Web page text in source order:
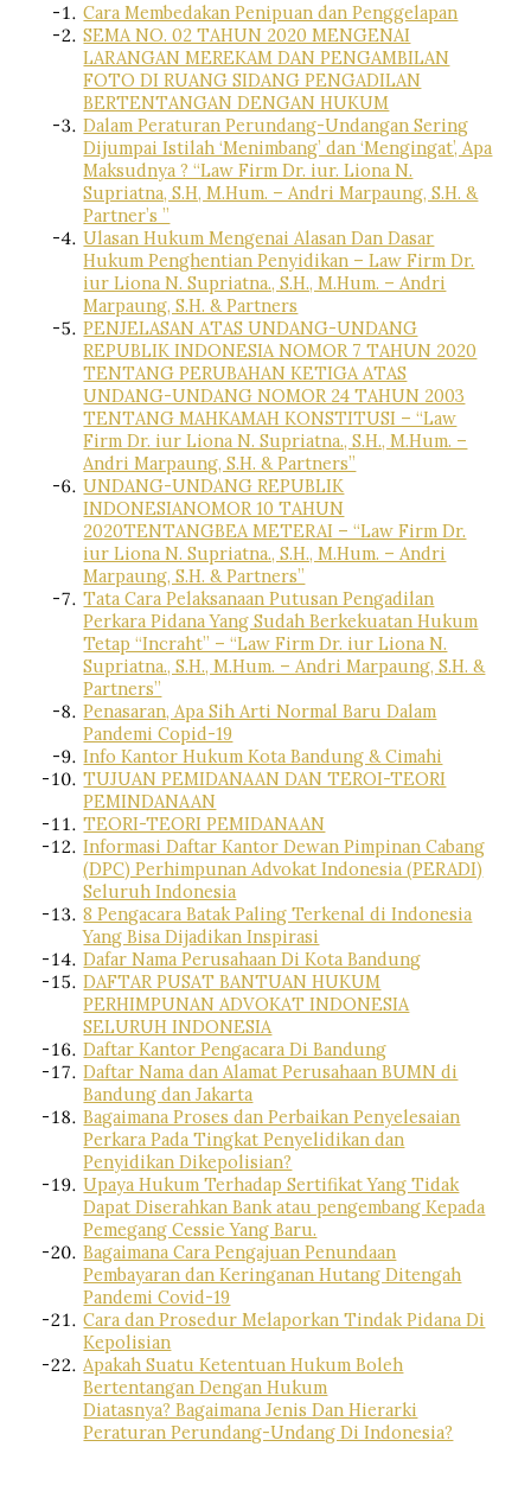
Cara Membedakan Penipuan dan Penggelapan
SEMA NO. 02 TAHUN 2020 MENGENAI
LARANGAN MEREKAM DAN PENGAMBILAN
FOTO DI RUANG SIDANG PENGADILAN
BERTENTANGAN DENGAN HUKUM
Dalam Peraturan Perundang-Undangan Sering
Dijumpai Istilah ‘Menimbang’ dan ‘Mengingat’, Apa
Maksudnya ? “Law Firm Dr. iur. Liona N.
Supriatna, S.H, M.Hum. – Andri Marpaung, S.H. &
Partner’s ”
Ulasan Hukum Mengenai Alasan Dan Dasar
Hukum Penghentian Penyidikan – Law Firm Dr.
iur Liona N. Supriatna., S.H., M.Hum. – Andri
Marpaung, S.H. & Partners
PENJELASAN ATAS UNDANG-UNDANG
REPUBLIK INDONESIA NOMOR 7 TAHUN 2020
TENTANG PERUBAHAN KETIGA ATAS
UNDANG-UNDANG NOMOR 24 TAHUN 2003
TENTANG MAHKAMAH KONSTITUSI – “Law
Firm Dr. iur Liona N. Supriatna., S.H., M.Hum. –
Andri Marpaung, S.H. & Partners”
UNDANG-UNDANG REPUBLIK
INDONESIANOMOR 10 TAHUN
2020TENTANGBEA METERAI – “Law Firm Dr.
iur Liona N. Supriatna., S.H., M.Hum. – Andri
Marpaung, S.H. & Partners”
Tata Cara Pelaksanaan Putusan Pengadilan
Perkara Pidana Yang Sudah Berkekuatan Hukum
Tetap “Incraht” – “Law Firm Dr. iur Liona N.
Supriatna., S.H., M.Hum. – Andri Marpaung, S.H. &
Partners”
Penasaran, Apa Sih Arti Normal Baru Dalam
Pandemi Copid-19
Info Kantor Hukum Kota Bandung & Cimahi
TUJUAN PEMIDANAAN DAN TEROI-TEORI
PEMINDANAAN
TEORI-TEORI PEMIDANAAN
Informasi Daftar Kantor Dewan Pimpinan Cabang
(DPC) Perhimpunan Advokat Indonesia (PERADI)
Seluruh Indonesia
8 Pengacara Batak Paling Terkenal di Indonesia
Yang Bisa Dijadikan Inspirasi
Dafar Nama Perusahaan Di Kota Bandung
DAFTAR PUSAT BANTUAN HUKUM
PERHIMPUNAN ADVOKAT INDONESIA
SELURUH INDONESIA
Daftar Kantor Pengacara Di Bandung
Daftar Nama dan Alamat Perusahaan BUMN di
Bandung dan Jakarta
Bagaimana Proses dan Perbaikan Penyelesaian
Perkara Pada Tingkat Penyelidikan dan
Penyidikan Dikepolisian?
Upaya Hukum Terhadap Sertifikat Yang Tidak
Dapat Diserahkan Bank atau pengembang Kepada
Pemegang Cessie Yang Baru.
Bagaimana Cara Pengajuan Penundaan
Pembayaran dan Keringanan Hutang Ditengah
Pandemi Covid-19
Cara dan Prosedur Melaporkan Tindak Pidana Di
Kepolisian
Apakah Suatu Ketentuan Hukum Boleh
Bertentangan Dengan Hukum
Diatasnya? Bagaimana Jenis Dan Hierarki
Peraturan Perundang-Undang Di Indonesia?